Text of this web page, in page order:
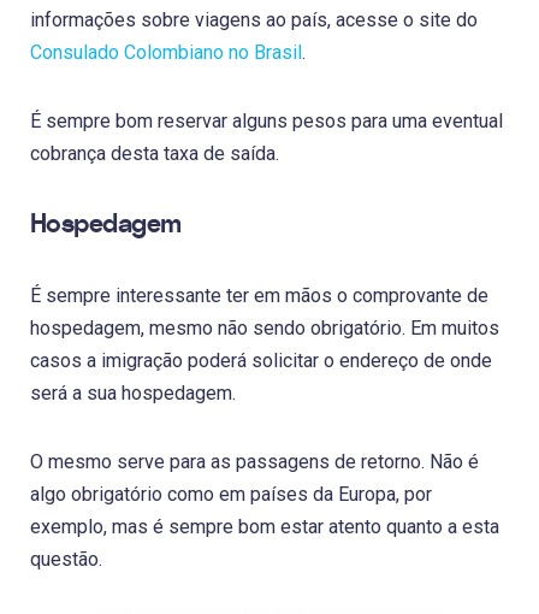
informações sobre viagens ao país, acesse o site do
Consulado Colombiano no Brasil.
É sempre bom reservar alguns pesos para uma eventual
cobrança desta taxa de saída.
Hospedagem
É sempre interessante ter em mãos o comprovante de
hospedagem, mesmo não sendo obrigatório. Em muitos
casos a imigração poderá solicitar o endereço de onde
será a sua hospedagem.
O mesmo serve para as passagens de retorno. Não é
algo obrigatório como em países da Europa, por
exemplo, mas é sempre bom estar atento quanto a esta
questão.